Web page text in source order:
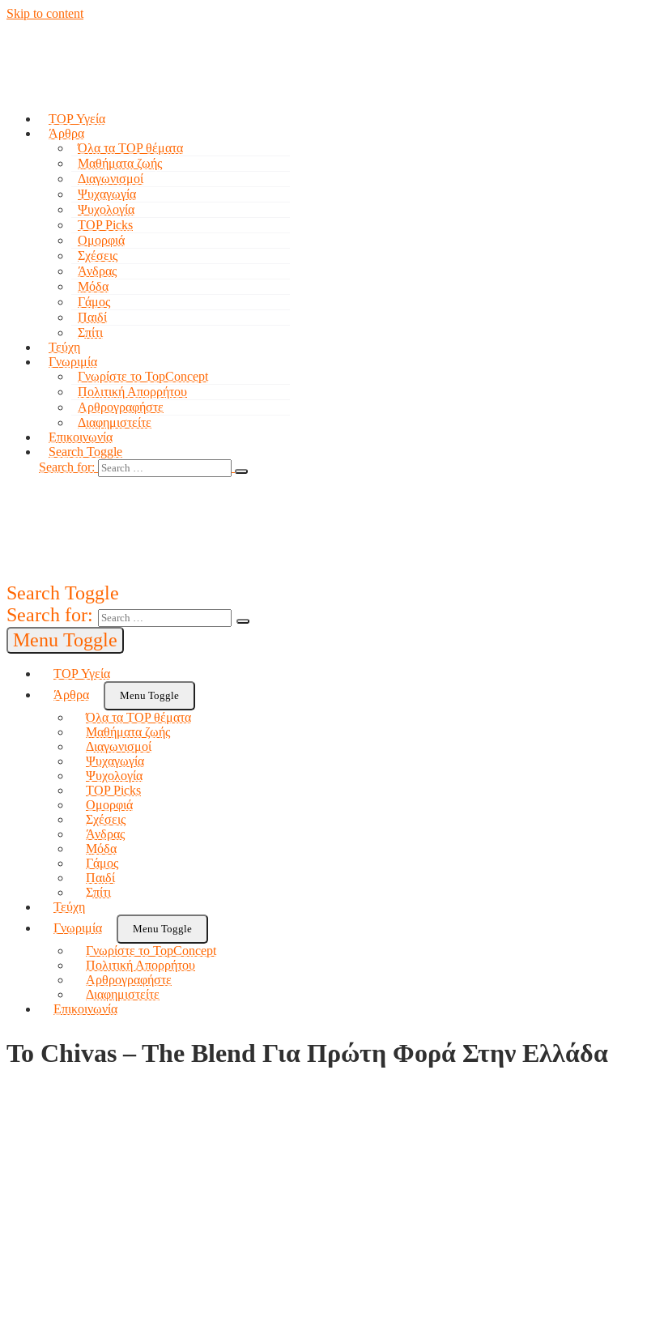
Skip to content
TOP Υγεία
Άρθρα
Όλα τα TOP θέματα
Μαθήματα ζωής
Διαγωνισμοί
Ψυχαγωγία
Ψυχολογία
TOP Picks
Ομορφιά
Σχέσεις
Άνδρας
Μόδα
Γάμος
Παιδί
Σπίτι
Τεύχη
Γνωριμία
Γνωρίστε το TopConcept
Πολιτική Απορρήτου
Αρθρογραφήστε
Διαφημιστείτε
Επικοινωνία
Search Toggle
Search for:
Search Toggle
Search for:
Menu Toggle
TOP Υγεία
Άρθρα
Menu Toggle
Όλα τα TOP θέματα
Μαθήματα ζωής
Διαγωνισμοί
Ψυχαγωγία
Ψυχολογία
TOP Picks
Ομορφιά
Σχέσεις
Άνδρας
Μόδα
Γάμος
Παιδί
Σπίτι
Τεύχη
Γνωριμία
Menu Toggle
Γνωρίστε το TopConcept
Πολιτική Απορρήτου
Αρθρογραφήστε
Διαφημιστείτε
Επικοινωνία
Το Chivas – The Blend Για Πρώτη Φορά Στην Ελλάδα